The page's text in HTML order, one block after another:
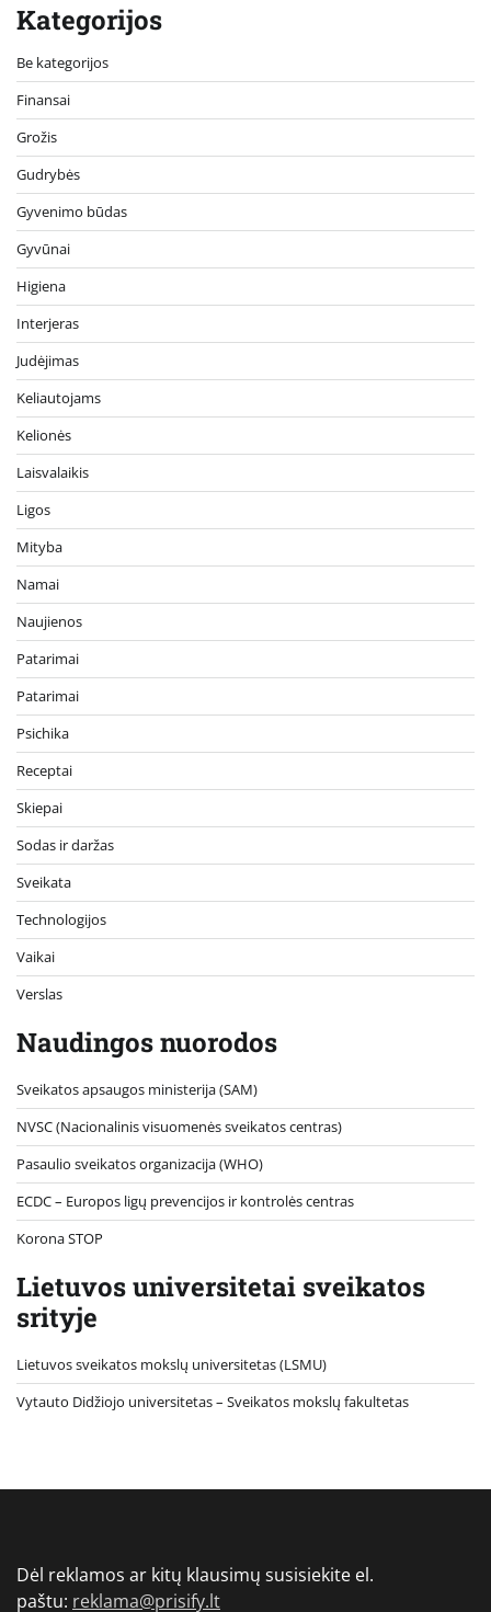
Kategorijos
Be kategorijos
Finansai
Grožis
Gudrybės
Gyvenimo būdas
Gyvūnai
Higiena
Interjeras
Judėjimas
Keliautojams
Kelionės
Laisvalaikis
Ligos
Mityba
Namai
Naujienos
Patarimai
Patarimai
Psichika
Receptai
Skiepai
Sodas ir daržas
Sveikata
Technologijos
Vaikai
Verslas
Naudingos nuorodos
Sveikatos apsaugos ministerija (SAM)
NVSC (Nacionalinis visuomenės sveikatos centras)
Pasaulio sveikatos organizacija (WHO)
ECDC – Europos ligų prevencijos ir kontrolės centras
Korona STOP
Lietuvos universitetai sveikatos
srityje
Lietuvos sveikatos mokslų universitetas (LSMU)
Vytauto Didžiojo universitetas– Sveikatos mokslų fakultetas
Dėl reklamos ar kitų klausimų susisiekite el.
paštu: reklama@prisify.lt